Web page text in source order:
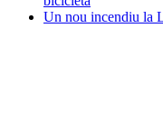
Un nou incendiu la